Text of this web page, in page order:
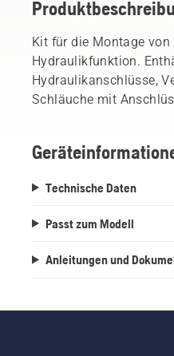
Kit für die Montage
Hydraulikfunktion.
Hydraulikanschlüsse,
Schläuche mit
Technische Daten
Passt zum Modell
Anleitungen und